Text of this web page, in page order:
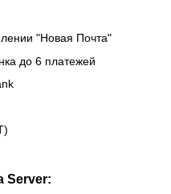
"Новая Почта"
до 6 платежей
Server: